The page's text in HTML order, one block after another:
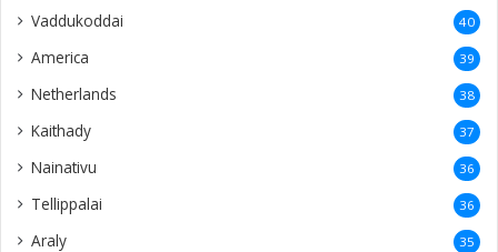
Vaddukoddai 40
America 39
Netherlands 38
Kaithady 37
Nainativu 36
Tellippalai 36
Araly 35